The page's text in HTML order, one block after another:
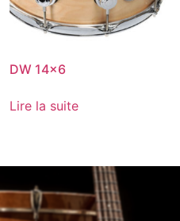
DW 14×6
Lire la suite